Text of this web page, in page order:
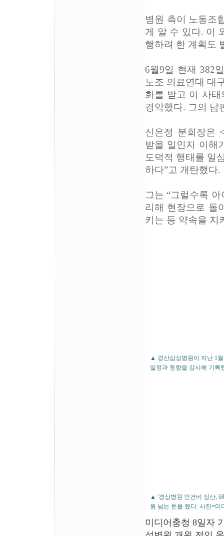
병원 측이 노동조
게 알 수 있다. 이
행하려 한 계획도
6월9일 현재 382
노조 의료연대 대
화를 받고 이 사태
경악했다. 그의 남
신은정 분회장은
받을 일인지 이해
도덕적 행태를 일
하다”고 개탄했다.
그는 “그럴수록
리해 현장으로 돌
키는 등 약속을 지
▲ 경산삼성병원이 지난 1
일정과 동향을 감시해 기록
▲ '경상병원 인건비 정산,
원 넘는 돈을 줬다. 사진=미
미디어충청 8일자